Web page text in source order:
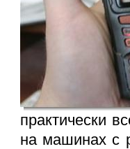
практически
на машинах с